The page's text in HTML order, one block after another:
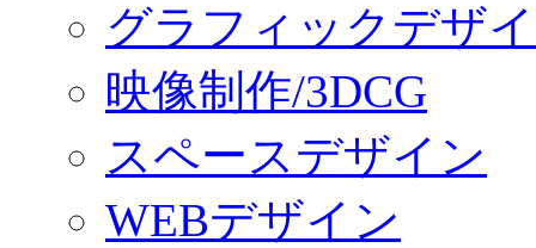
グラフィックデザ
映像制作/3DCG
スペースデザイン
WEBデザイン